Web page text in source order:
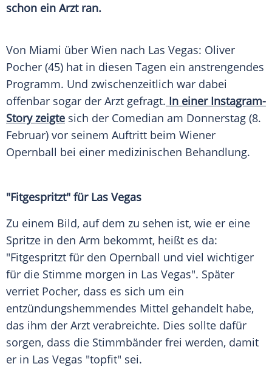
schon ein Arzt ran.
Von Miami über Wien nach Las Vegas: Oliver
Pocher (45) hat in diesen Tagen ein anstrengendes
Programm. Und zwischenzeitlich war dabei
offenbar sogar der Arzt gefragt. In einer Instagram-
Story zeigte sich der Comedian am Donnerstag (8.
Februar) vor seinem Auftritt beim Wiener
Opernball bei einer medizinischen Behandlung.
"Fitgespritzt" für Las Vegas
Zu einem Bild, auf dem zu sehen ist, wie er eine
Spritze in den Arm bekommt, heißt es da:
"Fitgespritzt für den Opernball und viel wichtiger
für die Stimme morgen in Las Vegas". Später
verriet Pocher, dass es sich um ein
entzündungshemmendes Mittel gehandelt habe,
das ihm der Arzt verabreichte. Dies sollte dafür
sorgen, dass die Stimmbänder frei werden, damit
er in Las Vegas "topfit" sei.